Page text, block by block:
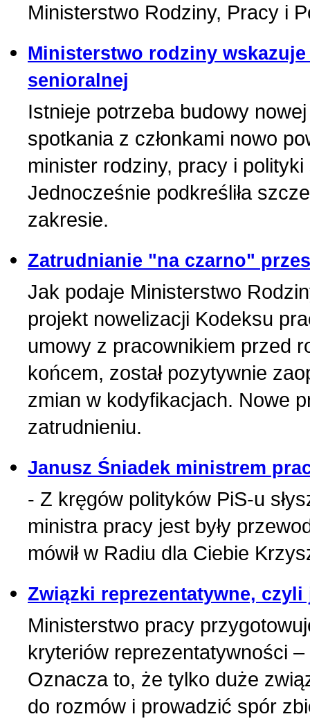
Ministerstwo Rodziny, Pracy i
Ministerstwo rodziny
senioralnej
Istnieje potrzeba budowy
spotkania z członkami nowo
minister rodziny, pracy i
Jednocześnie podkreśliła
zakresie.
Zatrudnianie "na czarno"
Jak podaje Ministerstwo
projekt nowelizacji Kodeksu
umowy z pracownikiem przed
końcem, został pozytywnie
zmian w kodyfikacjach. Nowe
zatrudnieniu.
Janusz Śniadek ministrem
- Z kręgów polityków PiS-u
ministra pracy jest były
mówił w Radiu dla Ciebie
Związki reprezentatywne, czyli
Ministerstwo pracy
kryteriów reprezentatywności
Oznacza to, że tylko duże
do rozmów i prowadzić spór